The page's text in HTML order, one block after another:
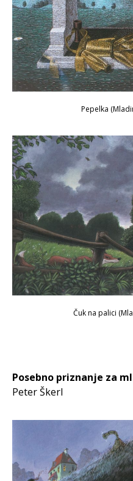
Pepelka
Čuk na palici
Posebno priznanje za
Peter Škerl